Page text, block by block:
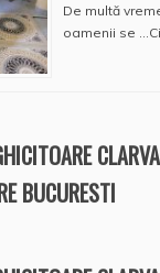
De multă
oamenii se …
BUCURESTI